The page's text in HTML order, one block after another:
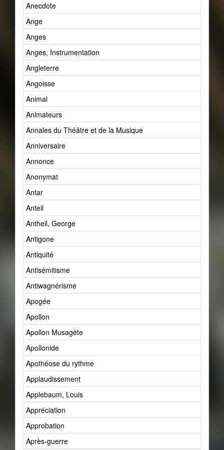
Anecdote
Ange
Anges
Anges, Instrumentation
Angleterre
Angoisse
Animal
Animateurs
Annales du Théâtre et de la Musique
Anniversaire
Annonce
Anonymat
Antar
Anteil
Antheil, George
Antigone
Antiquité
Antisémitisme
Antiwagnérisme
Apogée
Apollon
Apollon Musagète
Apollonide
Apothéose du rythme
Applaudissement
Applebaum, Louis
Appréciation
Approbation
Après-guerre